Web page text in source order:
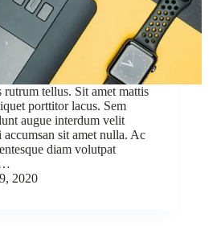
rutrum tellus. Sit amet mattis
porttitor lacus. Sem
augue interdum velit
sit amet nulla. Ac
diam volutpat
2020